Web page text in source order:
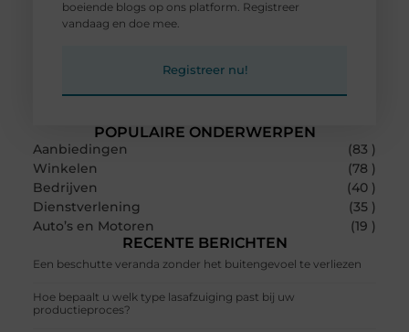
POPULAIRE ONDERWERPEN
Aanbiedingen
(83 )
Winkelen
(78 )
Bedrijven
(40 )
Dienstverlening
(35 )
Auto’s en Motoren
(19 )
RECENTE BERICHTEN
Een beschutte veranda zonder het buitengevoel te verliezen
Hoe bepaalt u welk type lasafzuiging past bij uw
productieproces?
boeiende blogs op ons platform. Registreer
vandaag en doe mee.
Registreer nu!